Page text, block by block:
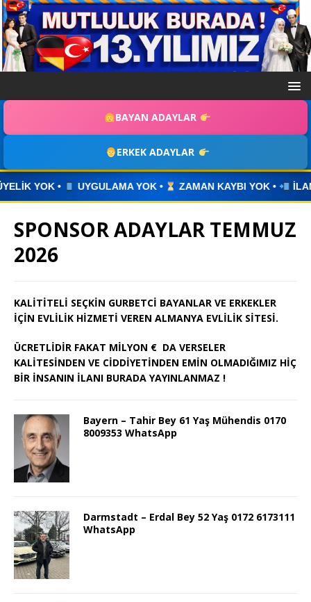
BAYAN ADAYLAR
ERKEK ADAYLAR
• ZAMAN KAYBI YOK • İLANINIZI YAYINLAYIN •
SPONSOR ADAYLAR TEMMUZ
2026
KALİTİTELİ SEÇKİN GURBETCİ BAYANLAR VE ERKEKLER
İÇİN EVLİLİK HİZMETİ VEREN ALMANYA EVLİLİK SİTESİ.
ÜCRETLİDİR FAKAT MİLYON € DA VERSELER
KALİTESİNDEN VE CİDDİYETİNDEN EMİN OLMADIĞIMIZ HİÇ
BİR İNSANIN İLANI BURADA YAYINLANMAZ !
Bayern – Tahir Bey 61 Yaş Mühendis 0170
8009353 WhatsApp
Darmstadt – Erdal Bey 52 Yaş 0172 6173111
WhatsApp